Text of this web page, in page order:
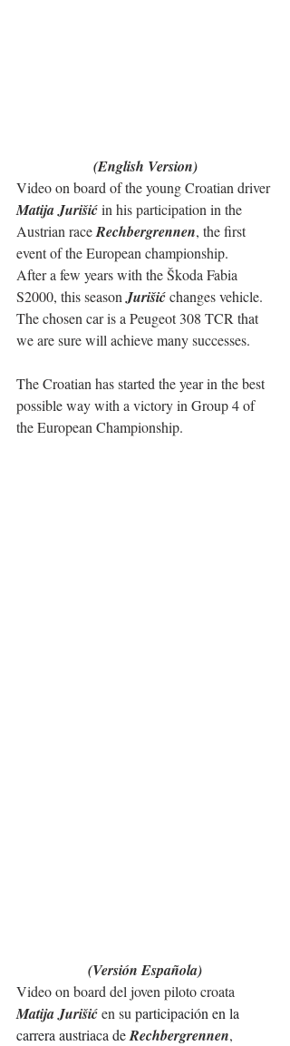
(English Version)
Video on board of the young Croatian driver
Matija Jurišić in his participation in the
Austrian race Rechbergrennen, the first
event of the European championship.
After a few years with the Škoda Fabia
S2000, this season Jurišić changes vehicle.
The chosen car is a Peugeot 308 TCR that
we are sure will achieve many successes.
The Croatian has started the year in the best
possible way with a victory in Group 4 of
the European Championship.
(Versión Española)
Video on board del joven piloto croata
Matija Jurišić en su participación en la
carrera austriaca de Rechbergrennen,